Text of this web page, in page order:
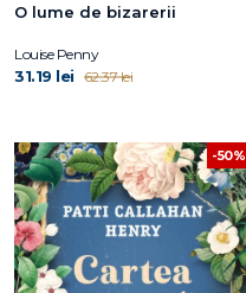
O lume de bizarerii
Louise Penny
31.19 lei 62.37 lei
-50%